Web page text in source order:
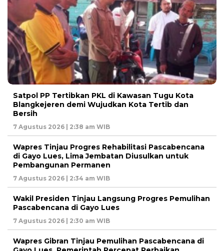
Satpol PP Tertibkan PKL di Kawasan Tugu Kota
Blangkejeren demi Wujudkan Kota Tertib dan
Bersih
7 Agustus 2026 | 2:38 am WIB
Wapres Tinjau Progres Rehabilitasi Pascabencana
di Gayo Lues, Lima Jembatan Diusulkan untuk
Pembangunan Permanen
7 Agustus 2026 | 2:34 am WIB
Wakil Presiden Tinjau Langsung Progres Pemulihan
Pascabencana di Gayo Lues
7 Agustus 2026 | 2:30 am WIB
Wapres Gibran Tinjau Pemulihan Pascabencana di